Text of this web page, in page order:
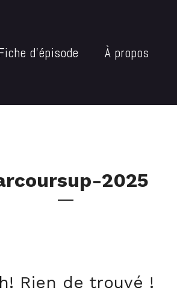
d’épisode À propos
2025
Rien de trouvé !